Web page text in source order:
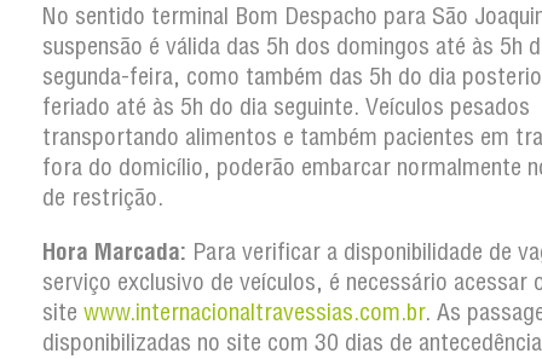
No sentido terminal Bom Despacho para São
suspensão é válida das 5h dos domingos até às 5h
segunda-feira, como também das 5h do dia
feriado até às 5h do dia seguinte. Veículos pesados
transportando alimentos e também pacientes em
fora do domicílio, poderão embarcar normalmente
de restrição.
Hora Marcada: Para verificar a disponibilidade de
serviço exclusivo de veículos, é necessário acessar
site www.internacionaltravessias.com.br. As
disponibilizadas no site com 30 dias de